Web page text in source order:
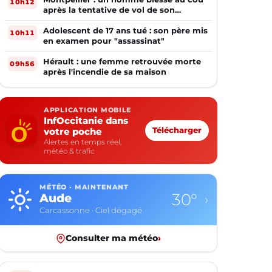
après la tentative de vol de son
téléphone
10h11
Adolescent de 17 ans tué : son père mis
en examen pour "assassinat"
09h56
Hérault : une femme retrouvée morte
après l'incendie de sa maison
APPLICATION MOBILE
InfOccitanie dans
votre poche
Alertes en temps réel,
météo & trafic
Télécharger
MÉTÉO · MAINTENANT
Aude
Carcassonne · Ciel dégagé
30° ›
Consulter ma météo›